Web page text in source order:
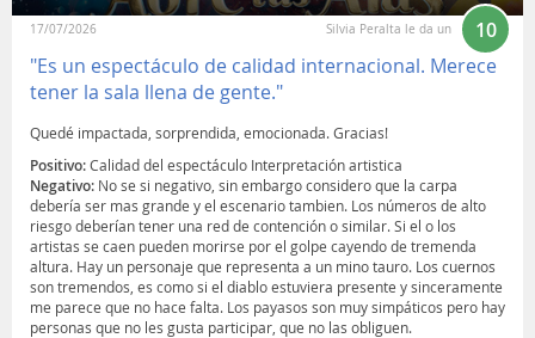
17/07/2026 Silvia Peralta le da un
10
"Es un espectáculo de calidad internacional. Merece
tener la sala llena de gente."
Quedé impactada, sorprendida, emocionada. Gracias!
Positivo:Calidad del espectáculo Interpretación artistica
Negativo: No se si negativo, sin embargo considero que la carpa
debería ser mas grande y el escenario tambien. Los números de alto
riesgo deberían tener una red de contención o similar. Si el o los
artistas se caen pueden morirse por el golpe cayendo de tremenda
altura. Hay un personaje que representa a un mino tauro. Los cuernos
son tremendos, es como si el diablo estuviera presente y sinceramente
me parece que no hace falta. Los payasos son muy simpáticos pero hay
personas que no les gusta participar, que no las obliguen.